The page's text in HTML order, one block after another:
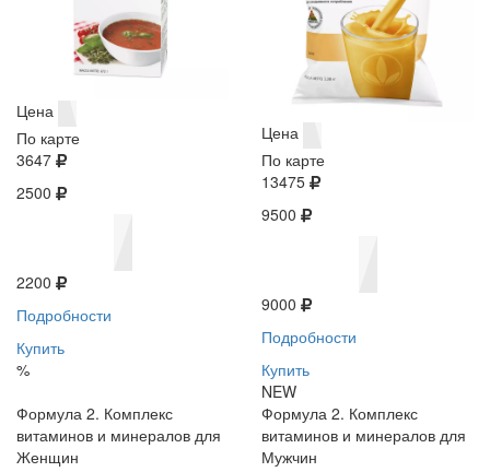
Цена
По карте
3647
2500
2200
Подробности
Купить
%
Цена
По карте
13475
9500
9000
Подробности
Купить
NEW
Формула 2. Комплекс
витаминов и минералов для
Женщин
Формула 2. Комплекс
витаминов и минералов для
Мужчин